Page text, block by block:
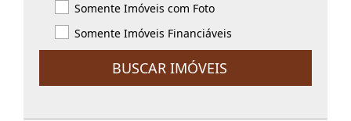
Somente Imóveis com Foto
Somente Imóveis Financiáveis
BUSCAR IMÓVEIS